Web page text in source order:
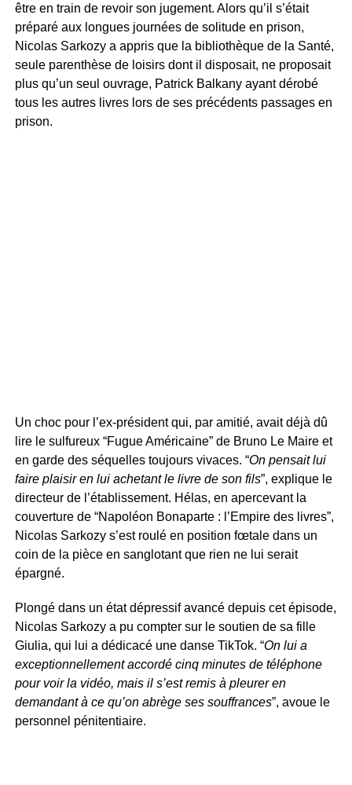
être en train de revoir son jugement. Alors qu’il s’était
préparé aux longues journées de solitude en prison,
Nicolas Sarkozy a appris que la bibliothèque de la Santé,
seule parenthèse de loisirs dont il disposait, ne proposait
plus qu’un seul ouvrage, Patrick Balkany ayant dérobé
tous les autres livres lors de ses précédents passages en
prison.
Un choc pour l’ex-président qui, par amitié, avait déjà dû
lire le sulfureux “Fugue Américaine” de Bruno Le Maire et
en garde des séquelles toujours vivaces. “On pensait lui
faire plaisir en lui achetant le livre de son fils”, explique le
directeur de l’établissement. Hélas, en apercevant la
couverture de “Napoléon Bonaparte : l’Empire des livres”,
Nicolas Sarkozy s’est roulé en position fœtale dans un
coin de la pièce en sanglotant que rien ne lui serait
épargné.
Plongé dans un état dépressif avancé depuis cet épisode,
Nicolas Sarkozy a pu compter sur le soutien de sa fille
Giulia, qui lui a dédicacé une danse TikTok. “On lui a
exceptionnellement accordé cinq minutes de téléphone
pour voir la vidéo, mais il s’est remis à pleurer en
demandant à ce qu’on abrège ses souffrances”, avoue le
personnel pénitentiaire.